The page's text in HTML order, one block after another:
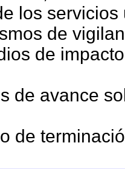
los servicios
de
de
de avance
de